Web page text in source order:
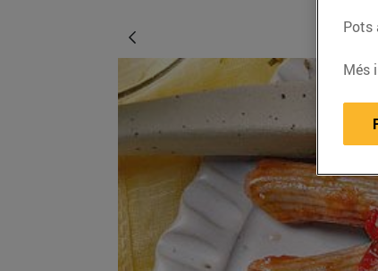
Pots
Més